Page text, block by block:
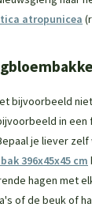
atropunicea
bijvoorbeeld
in een
je liever
396x45x45 cm
hagen met
of de beuk of